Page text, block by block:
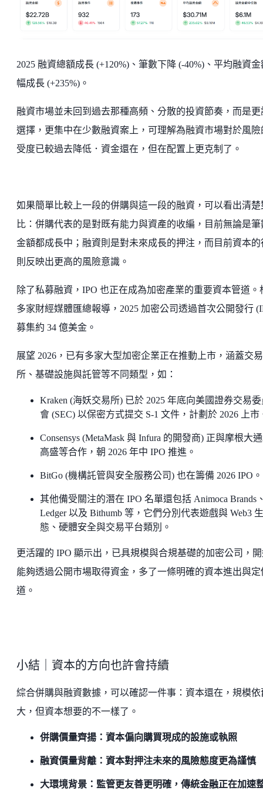
2025 融資總額成長 (+120%)、筆數下降 (-40%)、平均融資
幅成長 (+235%)。
融資市場並未回到過去那種高頻、分散的投資節奏，而是更
選擇，更集中在少數融資案上，可理解為融資市場對於風險
受度已較過去降低．資金還在，但在配置上更克制了。
如果簡單比較上一段的併購與這一段的融資，可以看出清楚
比：併購代表的是對既有能力與資產的收編，目前無論是筆
金額都成長中；融資則是對未來成長的押注，而目前資本的
則反映出更高的風險意識。
除了私募融資，IPO 也正在成為加密產業的重要資本管道。
多家財經媒體匯總報導，2025 加密公司透過首次公開發行
募集約 34 億美金。
展望 2026，已有多家大型加密企業正在推動上市，涵蓋交易
所、基礎設施與託管等不同類型，如：
Kraken (海妖交易所) 已於 2025 年底向美國證券交易
會 (SEC) 以保密方式提交 S-1 文件，計劃於 2026 上市
Consensys (MetaMask 與 Infura 的開發商) 正與摩根大
高盛等合作，朝 2026 年中 IPO 推進。
BitGo (機構託管與安全服務公司) 也在籌備 2026 IPO。
其他備受關注的潛在 IPO 名單還包括 Animoca Brands
Ledger 以及 Bithumb 等，它們分別代表遊戲與 Web3 生
態、硬體安全與交易平台類別。
更活躍的 IPO 顯示出，已具規模與合規基礎的加密公司，
能夠透過公開市場取得資金，多了一條明確的資本進出與定
道。
小結｜資本的方向也許會持續
綜合併購與融資數據，可以確認一件事：資本還在，規模依
大，但資本想要的不一樣了。
併購價量齊揚：資本偏向購買現成的設施或執照
融資價量背離：資本對押注未來的風險態度更為謹慎
大環境背景：監管更友善更明確，傳統金融正在加速